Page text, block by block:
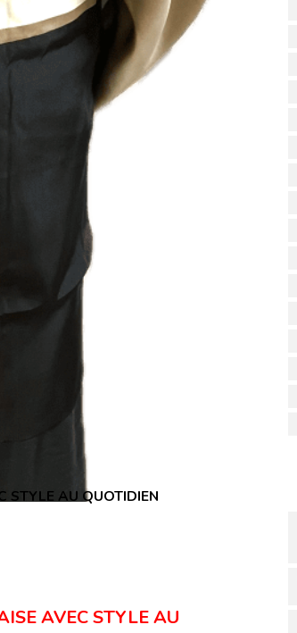
STYLE AU QUOTIDIEN
AVEC STYLE AU